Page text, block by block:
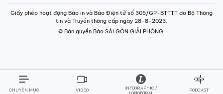
Giấy phép hoạt động Báo in và Báo Điện tử số 305/GP-BTTTT do Bộ Thông
tin và Truyền thông cấp ngày 28-8-2023.
© Bản quyền Báo SÀI GÒN GIẢI PHÓNG.
CHUYÊN MỤC VIDEO
INFOGRAPHIC /
LONGFORM
PODCAST